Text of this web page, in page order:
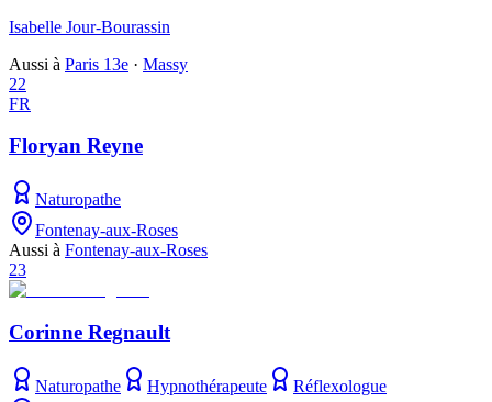
Isabelle Jour-Bourassin
Aussi à Paris 13e · Massy
22
FR
Floryan Reyne
Naturopathe
Fontenay-aux-Roses
Aussi à Fontenay-aux-Roses
23
Corinne Regnault
Naturopathe Hypnothérapeute
Réflexologue